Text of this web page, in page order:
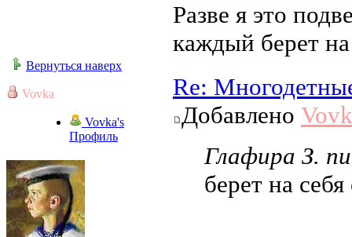
Разве я это
каждый берет на
Вернуться наверх
Vovka
Vovka's
Профиль
Re:
Добавлено
Глафира З.
берет на